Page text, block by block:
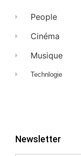
People
Cinéma
Musique
Technlogie
Newsletter